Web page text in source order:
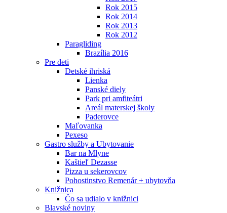
Rok 2015
Rok 2014
Rok 2013
Rok 2012
Paragliding
Brazília 2016
Pre deti
Detské ihriská
Lienka
Panské diely
Park pri amfiteátri
Areál materskej školy
Paderovce
Maľovanka
Pexeso
Gastro služby a Ubytovanie
Bar na Mlyne
Kaštieľ Dezasse
Pizza u sekerovcov
Pohostinstvo Remenár + ubytovňa
Knižnica
Čo sa udialo v knižnici
Blavské noviny